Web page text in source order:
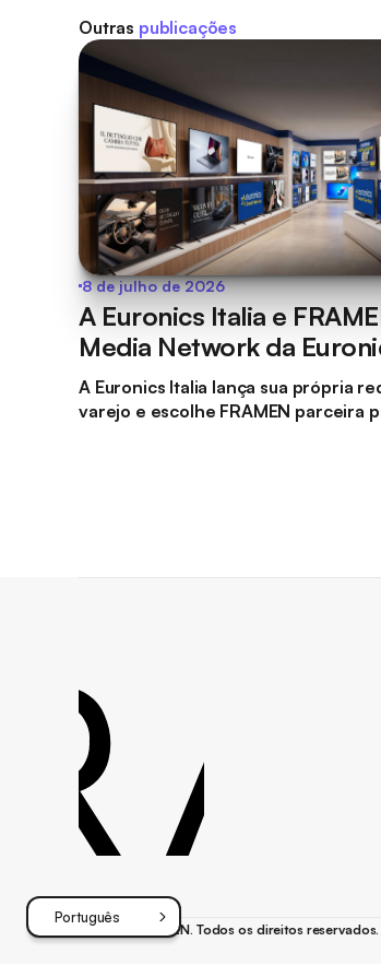
Outras publicações
8 de julho de 2026
A Euronics Italia e
Media Network da
reservável
A Euronics Italia lança sua própria
varejo e escolhe FRAMEN parceira
©{{ano}} FRAMEN. Todos os direitos reservados.
Português